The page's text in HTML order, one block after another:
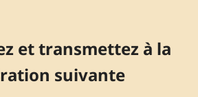
et transmettez à la
suivante